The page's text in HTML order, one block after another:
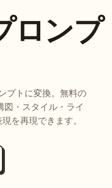
ロンプ
プトに変換。無料の
・スタイル・ライ
を再現できます。